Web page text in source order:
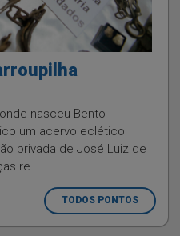
nasceu Bento
um acervo eclético
privada de José Luiz de
re ...
TODOS PONTOS